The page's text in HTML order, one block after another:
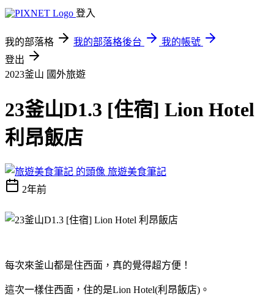
登入
我的部落格 我的部落格後台
我的帳號
登出
2023釜山 國外旅遊
23釜山D1.3 [住宿] Lion Hotel
利昂飯店
旅遊美食筆記
2年前
每次來釜山都是住西面，真的覺得超方便！
這次一樣住西面，住的是Lion Hotel(利昂飯店)。